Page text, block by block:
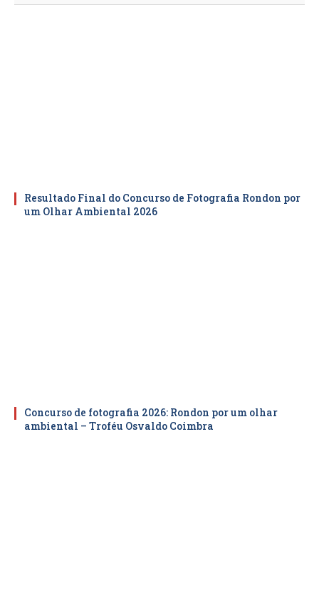
Resultado Final do Concurso de Fotografia Rondon por
um Olhar Ambiental 2026
Concurso de fotografia 2026: Rondon por um olhar
ambiental – Troféu Osvaldo Coimbra